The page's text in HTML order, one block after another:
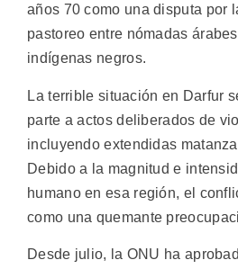
años 70 como una disputa por
pastoreo entre nómadas
indígenas negros.
La terrible situación en Darfur
parte a actos deliberados de
incluyendo extendidas
Debido a la magnitud e
humano en esa región, el
como una quemante
Desde julio, la ONU ha